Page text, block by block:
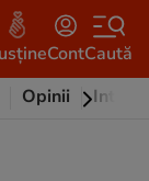
ContCaută
Opinii